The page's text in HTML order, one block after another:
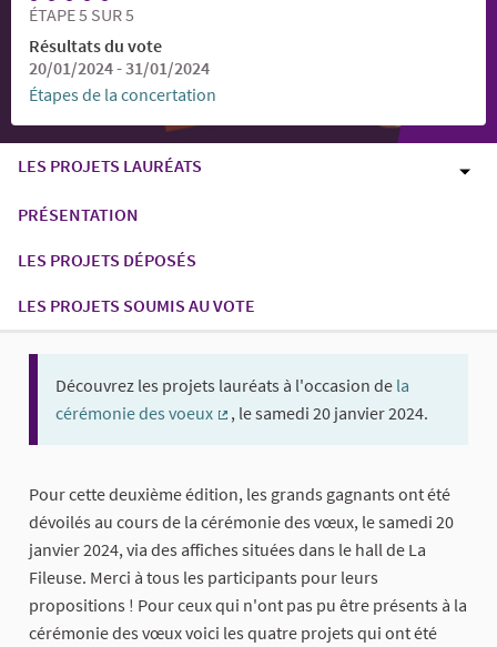
ÉTAPE 5 SUR 5
Résultats du vote
20/01/2024 - 31/01/2024
Étapes de la concertation
LES PROJETS LAURÉATS
PRÉSENTATION
LES PROJETS DÉPOSÉS
LES PROJETS SOUMIS AU VOTE
Découvrez les projets lauréats à l'occasion de la
cérémonie des voeux
, le samedi 20 janvier 2024.
Pour cette deuxième édition, les grands gagnants ont été
dévoilés au cours de la cérémonie des vœux, le samedi 20
janvier 2024, via des affiches situées dans le hall de La
Fileuse. Merci à tous les participants pour leurs
propositions ! Pour ceux qui n'ont pas pu être présents à la
cérémonie des vœux voici les quatre projets qui ont été